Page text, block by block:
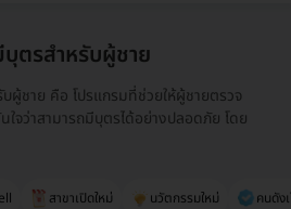
สาขาเปิดใหม่ นวัตกรรมใหม่ คนดัง
ตรสำหรับผู้ชาย
ผู้ชาย คือ โปรแกรมที่ช่วยให้ผู้ชายตรวจ
จว่าสามารถมีบุตรได้อย่างปลอดภัย โดย